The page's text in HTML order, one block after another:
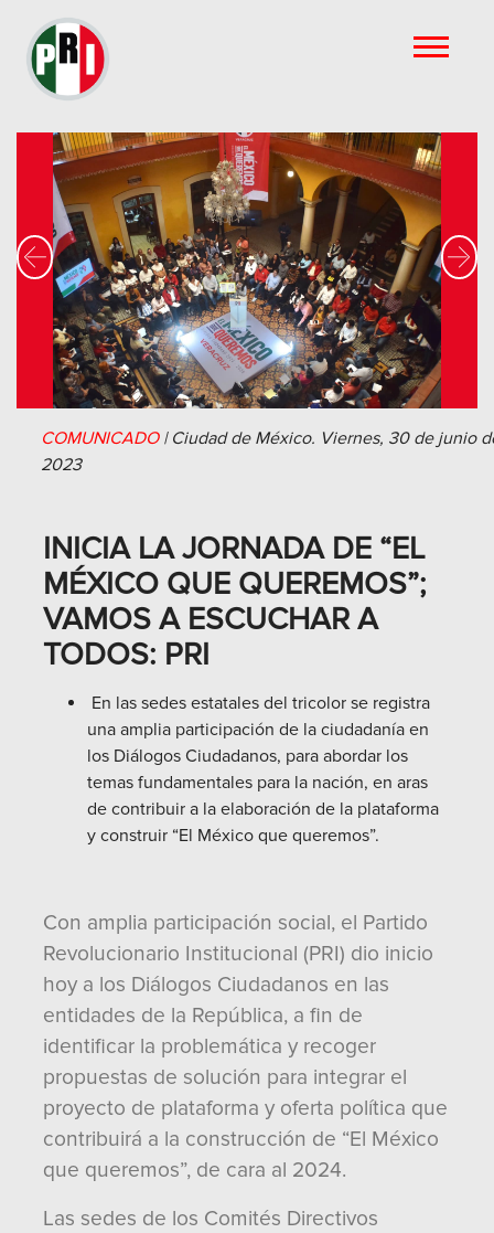
Previous Next
COMUNICADO| Ciudad de México. Viernes, 30 de junio
2023
INICIA LA JORNADA DE “EL
MÉXICO QUE QUEREMOS”;
VAMOS A ESCUCHAR A
TODOS: PRI
En las sedes estatales del tricolor se registra
una amplia participación de la ciudadanía en
los Diálogos Ciudadanos, para abordar los
temas fundamentales para la nación, en aras
de contribuir a la elaboración de la plataforma
y construir “El México que queremos”.
Con amplia participación social, el Partido
Revolucionario Institucional (PRI) dio inicio
hoy a los Diálogos Ciudadanos en las
entidades de la República, a fin de
identificar la problemática y recoger
propuestas de solución para integrar el
proyecto de plataforma y oferta política que
contribuirá a la construcción de “El México
que queremos”, de cara al 2024.
Las sedes de los Comités Directivos